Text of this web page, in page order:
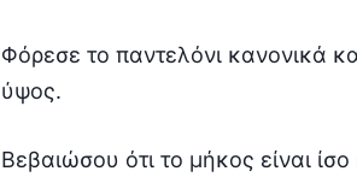
Φόρεσε το παντελόνι κανονικά
ύψος.
Βεβαιώσου ότι το μήκος είναι